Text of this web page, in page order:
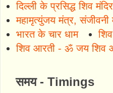
दिल्ली के प्रसिद्ध शिव मंदिर
महामृत्युंजय मंत्र, संजीवनी
भारत के चार धाम
शिव आरती - ॐ जय शिव
समय - Timings